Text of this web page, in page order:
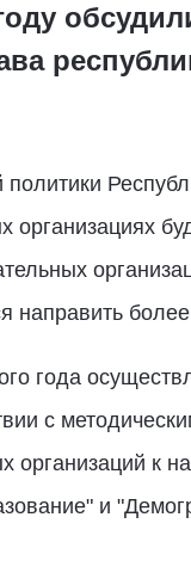
направить
года
с
к
и